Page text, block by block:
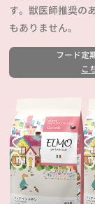
す。獣医師推奨の
もありません。
フード定
こ